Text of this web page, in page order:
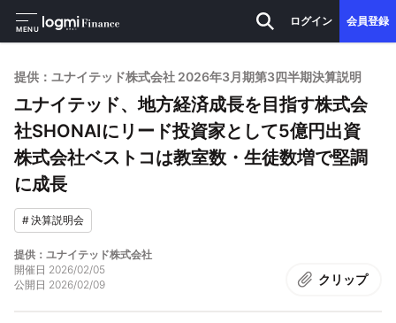
MENU
ログイン 会員登録
提供：ユナイテッド株式会社 2026年3月期第3四半期決算説明
ユナイテッド、地方経済成長を目指す株式会
社SHONAIにリード投資家として5億円出資
株式会社ベストコは教室数・生徒数増で堅調
に成長
#決算説明会
提供：ユナイテッド株式会社
開催日 2026/02/05
公開日 2026/02/09 クリップ